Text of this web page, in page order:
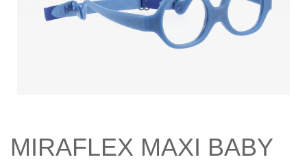
MIRAFLEX MAXI BABY